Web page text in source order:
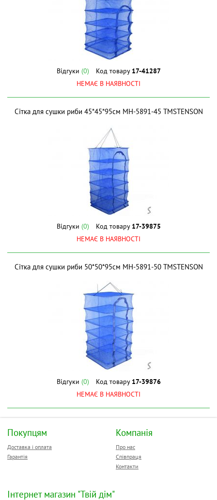
Відгуки (0) Код товару 17-41287
НЕМАЄ В НАЯВНОСТІ
Сітка для сушки риби 45*45*95см MH-5891-45 ТМSTENSON
Відгуки (0) Код товару 17-39875
НЕМАЄ В НАЯВНОСТІ
Сітка для сушки риби 50*50*95см MH-5891-50 ТМSTENSON
Відгуки (0) Код товару 17-39876
НЕМАЄ В НАЯВНОСТІ
Покупцям
Доставка і оплата
Гарантія
Компанія
Про нас
Співпраця
Контакти
Інтернет магазин "Твій дім"